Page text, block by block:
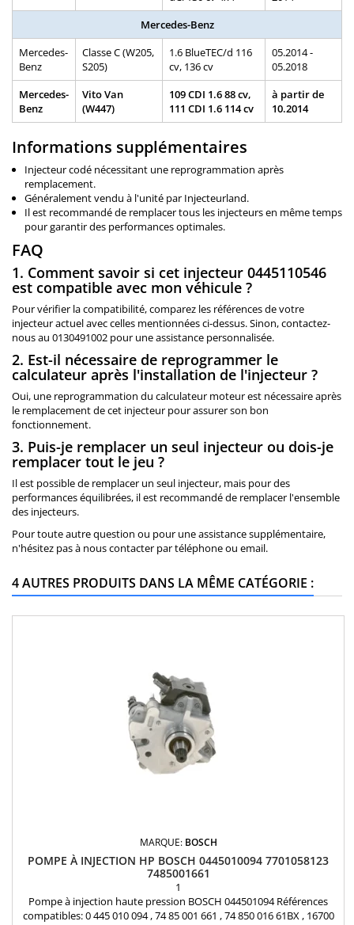
Mercedes-Benz
Mercedes-
Benz
Classe C (W205,
S205)
1.6 BlueTEC/d 116
cv, 136 cv
05.2014 -
05.2018
Mercedes-
Benz
Vito Van
(W447)
109 CDI 1.6 88 cv,
111 CDI 1.6 114 cv
à partir de
10.2014
Informations supplémentaires
Injecteur codé nécessitant une reprogrammation après
remplacement.
Généralement vendu à l'unité par Injecteurland.
Il est recommandé de remplacer tous les injecteurs en même temps
pour garantir des performances optimales.
FAQ
1. Comment savoir si cet injecteur 0445110546
est compatible avec mon véhicule ?
Pour vérifier la compatibilité, comparez les références de votre
injecteur actuel avec celles mentionnées ci-dessus. Sinon, contactez-
nous au 0130491002 pour une assistance personnalisée.
2. Est-il nécessaire de reprogrammer le
calculateur après l'installation de l'injecteur ?
Oui, une reprogrammation du calculateur moteur est nécessaire après
le remplacement de cet injecteur pour assurer son bon
fonctionnement.
3. Puis-je remplacer un seul injecteur ou dois-je
remplacer tout le jeu ?
Il est possible de remplacer un seul injecteur, mais pour des
performances équilibrées, il est recommandé de remplacer l'ensemble
des injecteurs.
Pour toute autre question ou pour une assistance supplémentaire,
n'hésitez pas à nous contacter par téléphone ou email.
4 AUTRES PRODUITS DANS LA MÊME CATÉGORIE :
MARQUE: BOSCH
POMPE À INJECTION HP BOSCH 0445010094 7701058123
7485001661
1
Pompe à injection haute pression BOSCH 044501094 Références
compatibles: 0 445 010 094 , 74 85 001 661 , 74 850 016 61BX , 16700